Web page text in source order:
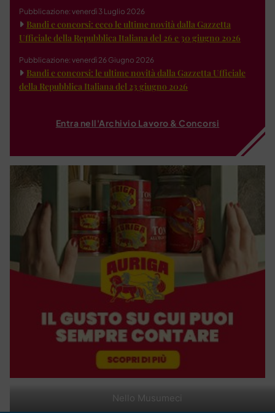
Nello Musumeci
Pubblicazione: venerdì 3 Luglio 2026
Bandi e concorsi: ecco le ultime novità dalla Gazzetta
Ufficiale della Repubblica Italiana del 26 e 30 giugno 2026
Pubblicazione: venerdì 26 Giugno 2026
Bandi e concorsi: le ultime novità dalla Gazzetta Ufficiale
della Repubblica Italiana del 23 giugno 2026
Entra nell'Archivio Lavoro & Concorsi